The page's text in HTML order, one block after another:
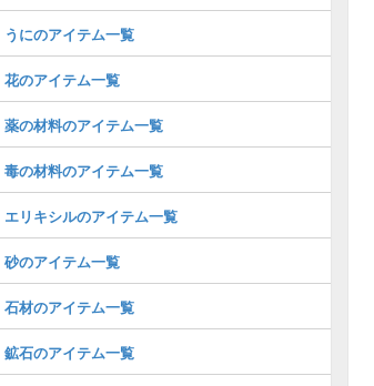
うにのアイテム一覧
花のアイテム一覧
薬の材料のアイテム一覧
毒の材料のアイテム一覧
エリキシルのアイテム一覧
砂のアイテム一覧
石材のアイテム一覧
鉱石のアイテム一覧